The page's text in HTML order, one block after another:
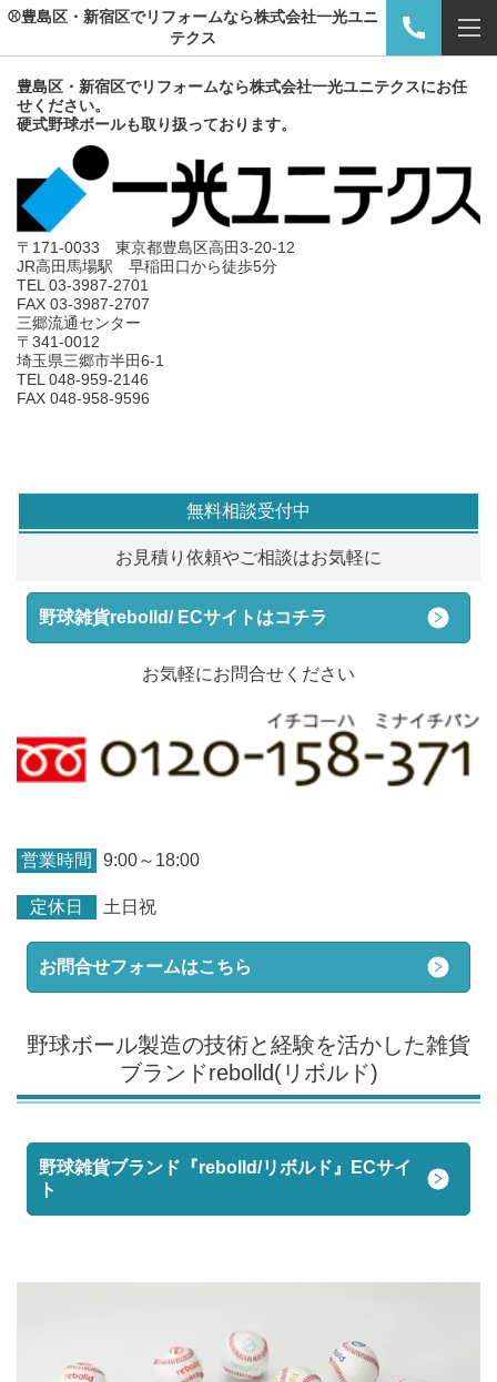
⚾豊島区・新宿区でリフォームなら株式会社一光ユニ
テクス
豊島区・新宿区でリフォームなら株式会社一光ユニテクスにお任
せください。
硬式野球ボールも取り扱っております。
〒171-0033 東京都豊島区高田3-20-12
JR高田馬場駅 早稲田口から徒歩5分
TEL 03-3987-2701
FAX 03-3987-2707
三郷流通センター
〒341-0012
埼玉県三郷市半田6-1
TEL 048-959-2146
FAX 048-958-9596
無料相談受付中
お見積り依頼やご相談はお気軽に
野球雑貨rebolld/ ECサイトはコチラ
お気軽にお問合せください
営業時間 9:00～18:00
定休日 土日祝
お問合せフォームはこちら
野球ボール製造の技術と経験を活かした雑貨
ブランドrebolld(リボルド)
野球雑貨ブランド『rebolld/リボルド』ECサイ
ト